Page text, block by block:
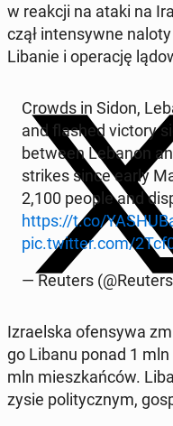
w reakcji na ataki na
czął in­ten­syw­ne
Libanie i ope­ra­cję
Crowds in Sidon,
and flashed victory
between Lebanon
strikes since early
2,100 people and
https://t.co/
pic.twitter.com/
— Reuters
Izra­el­ska ofen­sy­wa
go Libanu ponad 1 mln
mln miesz­kań­ców.
zy­sie po­li­tycz­nym,